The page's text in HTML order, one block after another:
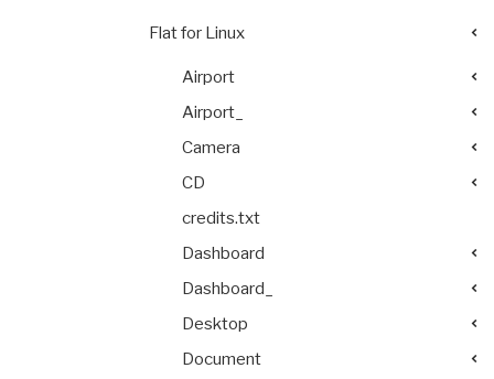
Flat for Linux
Airport
Airport_
Camera
CD
credits.txt
Dashboard
Dashboard_
Desktop
Document